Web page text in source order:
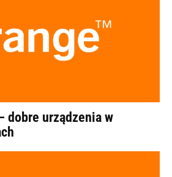
dobre urządzenia w